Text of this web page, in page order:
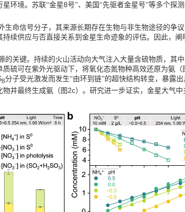
星环境。苏联“金星8号”、美国 “先驱者金星号”等多个探
命信号分子，其来源长期存在生物与非生物途径的争
续供应与否直接关系到金星生命迹象的评估。因此，
关键。持续的火山活动向大气注入大量含硫物质，其
硫可在紫外光驱动下，将氧化态氮物种高效还原为氨（
8分子受光激发而发生“由环到链”的超快结构转变，暴露
并最终生成氨（图 2c）。研究进一步证实，金星大气